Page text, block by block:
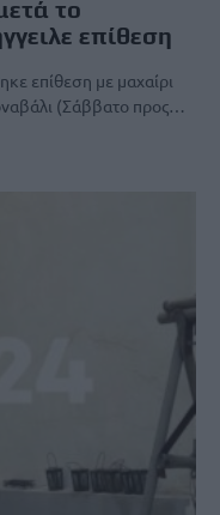
το
επίθεση
επίθεση με μαχαίρι
(Σάββατο προς…